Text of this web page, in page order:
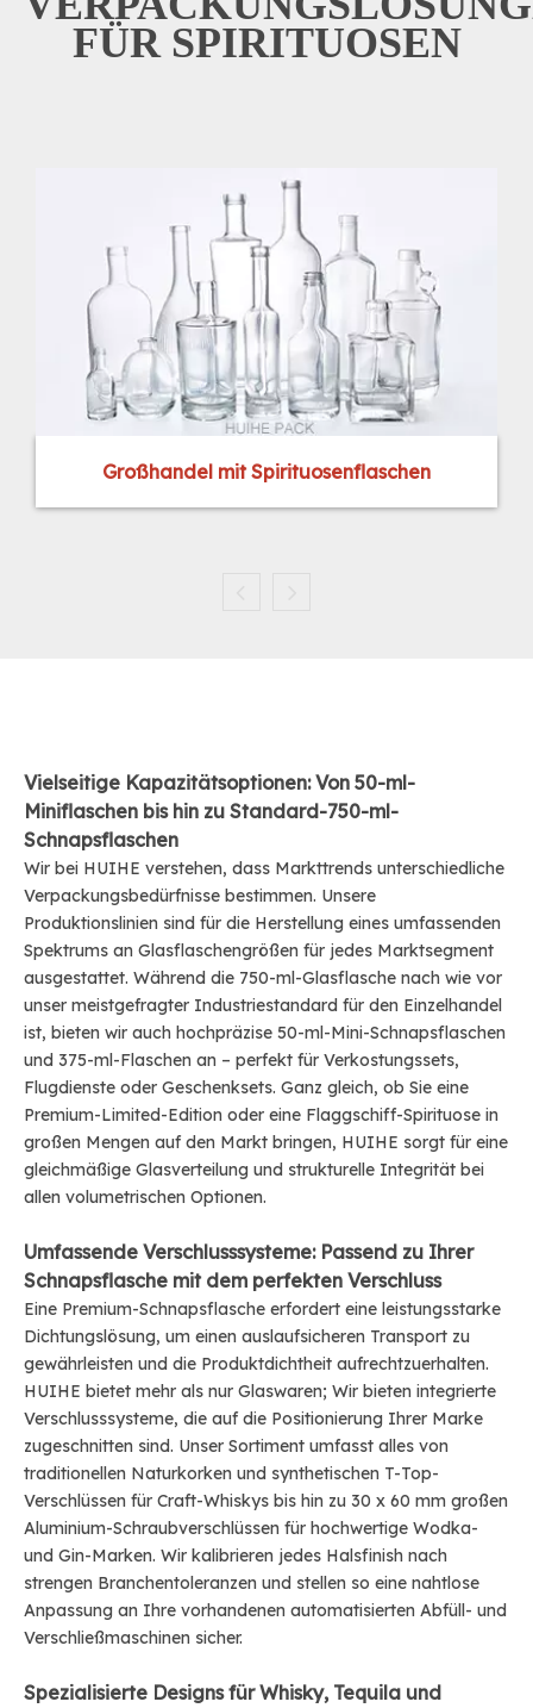
FÜR SPIRITUOSEN
Großhandel mit Spirituosenflaschen
Vielseitige Kapazitätsoptionen: Von 50-ml-
Miniflaschen bis hin zu Standard-750-ml-
Schnapsflaschen
Wir bei HUIHE verstehen, dass Markttrends unterschiedliche
Verpackungsbedürfnisse bestimmen. Unsere
Produktionslinien sind für die Herstellung eines umfassenden
Spektrums an Glasflaschengrößen für jedes Marktsegment
ausgestattet. Während die 750-ml-Glasflasche nach wie vor
unser meistgefragter Industriestandard für den Einzelhandel
ist, bieten wir auch hochpräzise 50-ml-Mini-Schnapsflaschen
und 375-ml-Flaschen an – perfekt für Verkostungssets,
Flugdienste oder Geschenksets. Ganz gleich, ob Sie eine
Premium-Limited-Edition oder eine Flaggschiff-Spirituose in
großen Mengen auf den Markt bringen, HUIHE sorgt für eine
gleichmäßige Glasverteilung und strukturelle Integrität bei
allen volumetrischen Optionen.
Umfassende Verschlusssysteme: Passend zu Ihrer
Schnapsflasche mit dem perfekten Verschluss
Eine Premium-Schnapsflasche erfordert eine leistungsstarke
Dichtungslösung, um einen auslaufsicheren Transport zu
gewährleisten und die Produktdichtheit aufrechtzuerhalten.
HUIHE bietet mehr als nur Glaswaren; Wir bieten integrierte
Verschlusssysteme, die auf die Positionierung Ihrer Marke
zugeschnitten sind. Unser Sortiment umfasst alles von
traditionellen Naturkorken und synthetischen T-Top-
Verschlüssen für Craft-Whiskys bis hin zu 30 x 60 mm großen
Aluminium-Schraubverschlüssen für hochwertige Wodka-
und Gin-Marken. Wir kalibrieren jedes Halsfinish nach
strengen Branchentoleranzen und stellen so eine nahtlose
Anpassung an Ihre vorhandenen automatisierten Abfüll- und
Verschließmaschinen sicher.
Spezialisierte Designs für Whisky, Tequila und